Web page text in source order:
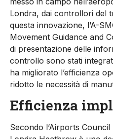
Londra, dai controllori del
questa innovazione, l’A-
Movement Guidance and
di presentazione delle
controllo sono stati
ha migliorato l’efficienza
ridotto le necessità di
Efficienza
Secondo l’Airports